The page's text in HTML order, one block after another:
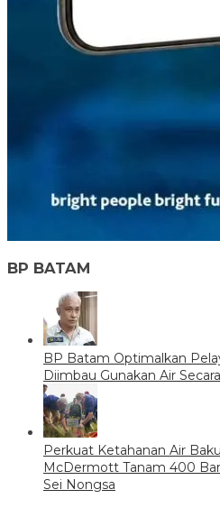
BP BATAM
BP Batam Optimalkan
Diimbau Gunakan Air
Perkuat Ketahanan Air
McDermott Tanam 400
Sei Nongsa